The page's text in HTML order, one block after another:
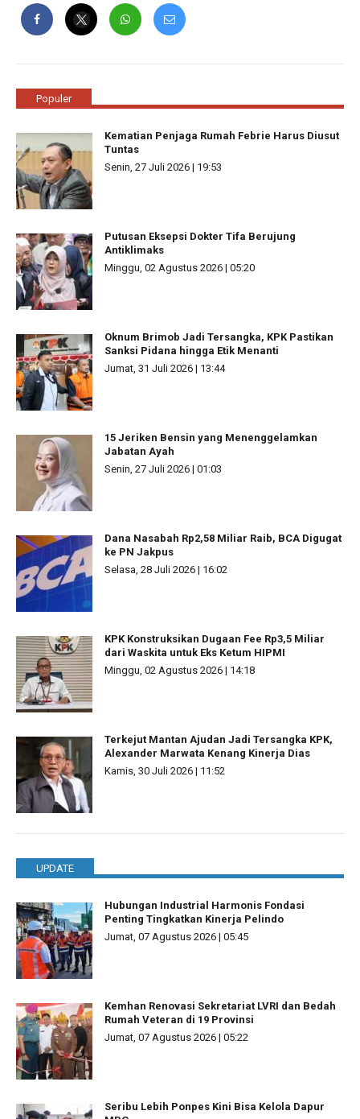
Populer
Kematian Penjaga Rumah Febrie Harus Diusut
Tuntas
Senin, 27 Juli 2026 | 19:53
Putusan Eksepsi Dokter Tifa Berujung
Antiklimaks
Minggu, 02 Agustus 2026 | 05:20
Oknum Brimob Jadi Tersangka, KPK Pastikan
Sanksi Pidana hingga Etik Menanti
Jumat, 31 Juli 2026 | 13:44
15 Jeriken Bensin yang Menenggelamkan
Jabatan Ayah
Senin, 27 Juli 2026 | 01:03
Dana Nasabah Rp2,58 Miliar Raib, BCA Digugat
ke PN Jakpus
Selasa, 28 Juli 2026 | 16:02
KPK Konstruksikan Dugaan Fee Rp3,5 Miliar
dari Waskita untuk Eks Ketum HIPMI
Minggu, 02 Agustus 2026 | 14:18
Terkejut Mantan Ajudan Jadi Tersangka KPK,
Alexander Marwata Kenang Kinerja Dias
Kamis, 30 Juli 2026 | 11:52
UPDATE
Hubungan Industrial Harmonis Fondasi
Penting Tingkatkan Kinerja Pelindo
Jumat, 07 Agustus 2026 | 05:45
Kemhan Renovasi Sekretariat LVRI dan Bedah
Rumah Veteran di 19 Provinsi
Jumat, 07 Agustus 2026 | 05:22
Seribu Lebih Ponpes Kini Bisa Kelola Dapur